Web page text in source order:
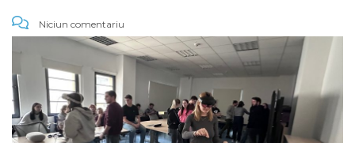
Niciun comentariu